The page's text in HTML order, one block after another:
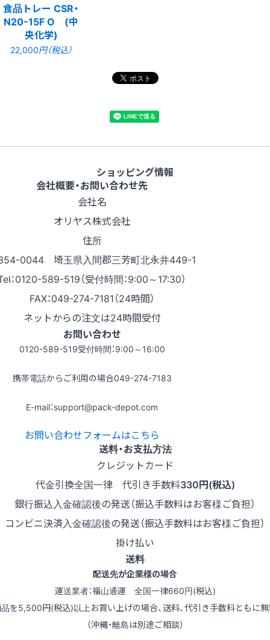
食品トレー CSR・
N20-15F O (中
央化学)
22,000円（税込）
ショッピング情報
会社概要・お問い合わせ先
会社名
オリヤス株式会社
住所
0044 埼玉県入間郡三芳町北永井449-1
：0120-589-519（受付時間：9:00～17:30）
FAX：049-274-7181（24時間）
ネットからの注文は24時間受付
お問い合わせ
0120-589-519受付時間：9:00～16:00
携帯電話からご利用の場合049-274-7183
E-mail：support@pack-depot.com
お問い合わせフォームはこちら
送料・お支払方法
クレジットカード
代金引換全国一律 代引き手数料330円(税込)
銀行振込入金確認後の発送（振込手数料はお客様ご負担）
コンビニ決済入金確認後の発送（振込手数料はお客様ご負担）
掛け払い
送料
配送先が企業様の場合
運送業者：福山通運 全国一律660円(税込)
品を5,500円(税込)以上お買い上げの場合、送料、代引き手数料ともに無
（沖縄・離島は別途ご相談）